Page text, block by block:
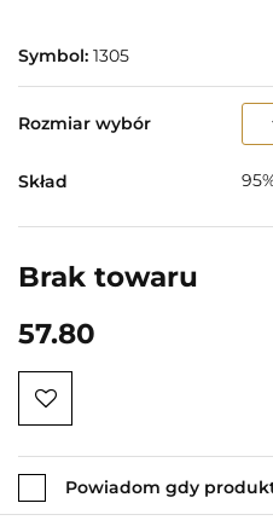
Symbol: 1305
Rozmiar wybór
Skład
Brak towaru
57.80
Powiadom gdy